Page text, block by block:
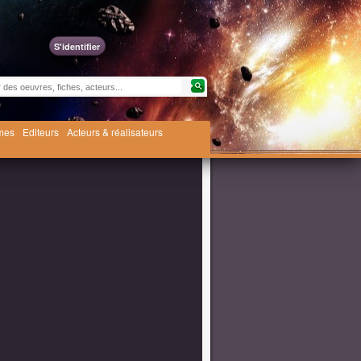
S'identifier
Editeurs Acteurs & réalisateurs